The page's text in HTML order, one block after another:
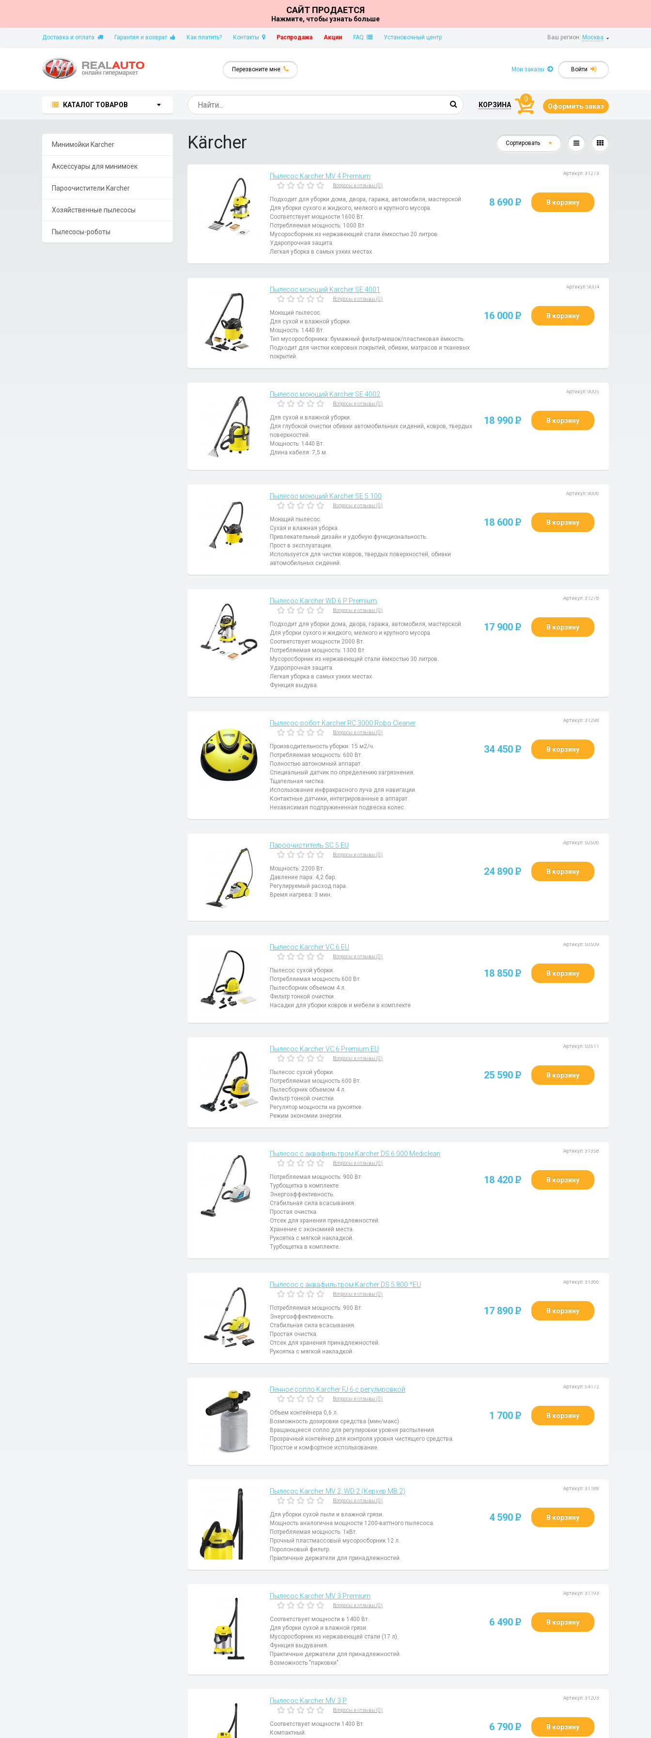
САЙТ ПРОДАЕТСЯ
Нажмите, чтобы узнать больше
Ваш регион: Москва
Доставка и оплата Гарантия и возврат Как платить? Контакты Распродажа Акции FAQ Установочный центр
Перезвоните мне Войти
Мои заказы
КАТАЛОГ ТОВАРОВ КОРЗИНА
0
Оформить заказ
Минимойки Karcher
Аксессуары для минимоек
Пароочистители Karcher
Хозяйственные пылесосы
Пылесосы-роботы
Kärcher Сортировать
Артикул: 31273
Пылесос Karcher MV 4 Premium
Вопросы и отзывы (0)
8 690 P В корзину
Подходит для уборки дома, двора, гаража, автомобиля, мастерской.
Для уборки сухого и жидкого, мелкого и крупного мусора.
Соответствует мощности 1600 Вт.
Потребляемая мощность: 1000 Вт.
Мусоросборник из нержавеющей стали ёмкостью 20 литров.
Ударопрочная защита.
Легкая уборка в самых узких местах.
Артикул: 9004
Пылесос моющий Karcher SE 4001
Вопросы и отзывы (0)
16 000 P В корзину
Моющий пылесос.
Для сухой и влажной уборки.
Мощность: 1440 Вт.
Тип мусоросборника: бумажный фильтр-мешок/пластиковая ёмкость.
Подходит для чистки ковровых покрытий, обивки, матрасов и тканевых
покрытий.
Артикул: 9005
Пылесос моющий Karcher SE 4002
Вопросы и отзывы (0)
18 990 P В корзину
Для сухой и влажной уборки.
Для глубокой очистки обивки автомобильных сидений, ковров, твердых
поверхностей.
Мощность: 1440 Вт.
Длина кабеля: 7,5 м.
Артикул: 9006
Пылесос моющий Karcher SE 5.100
Вопросы и отзывы (0)
18 600 P В корзину
Моющий пылесос.
Сухая и влажная уборка.
Привлекательный дизайн и удобную функциональность.
Прост в эксплуатации.
Используется для чистки ковров, твердых поверхностей, обивки
автомобильных сидений.
Артикул: 31278
Пылесос Karcher WD 6 P Premium
Вопросы и отзывы (0)
17 900 P В корзину
Подходит для уборки дома, двора, гаража, автомобиля, мастерской.
Для уборки сухого и жидкого, мелкого и крупного мусора.
Соответствует мощности 2000 Вт.
Потребляемая мощность: 1300 Вт.
Мусоросборник из нержавеющей стали ёмкостью 30 литров.
Ударопрочная защита.
Легкая уборка в самых узких местах.
Функция выдува.
Артикул: 31298
Пылесос-робот Karcher RC 3000 Robo Cleaner
Вопросы и отзывы (0)
34 450 P В корзину
Производительность уборки: 15 м2/ч.
Потребляемая мощность: 600 Вт.
Полностью автономный аппарат.
Специальный датчик по определению загрязнения.
Тщательная чистка.
Использование инфракрасного луча для навигации.
Контактные датчики, интегрированные в аппарат.
Независимая подпружиненная подвеска колес.
Артикул: 50506
Пароочиститель SC 5 EU
Вопросы и отзывы (0)
24 890 P В корзину
Мощность: 2200 Вт.
Давление пара: 4,2 бар.
Регулируемый расход пара.
Время нагрева: 3 мин.
Артикул: 50509
Пылесос Karcher VC 6 EU
Вопросы и отзывы (0)
18 850 P В корзину
Пылесос сухой уборки.
Потребляемая мощность 600 Вт.
Пылесборник объемом 4 л.
Фильтр тонкой очистки.
Насадки для уборки ковров и мебели в комплекте.
Артикул: 50511
Пылесос Karcher VC 6 Premium EU
Вопросы и отзывы (0)
25 590 P В корзину
Пылесос сухой уборки.
Потребляемая мощность 600 Вт.
Пылесборник объемом 4 л.
Фильтр тонкой очистки.
Регулятор мощности на рукоятке.
Режим экономии энергии.
Артикул: 31358
Пылесос с аквафильтром Karcher DS 6.000 Mediclean
Вопросы и отзывы (0)
18 420 P В корзину
Потребляемая мощность: 900 Вт.
Турбощетка в комплекте.
Энергоэффективность.
Стабильная сила всасывания.
Простая очистка.
Отсек для хранения принадлежностей.
Хранение с экономией места.
Рукоятка с мягкой накладкой.
Турбощетка в комплекте.
Артикул: 31366
Пылесос с аквафильтром Karcher DS 5.800 *EU
Вопросы и отзывы (0)
17 890 P В корзину
Потребляемая мощность: 900 Вт.
Энергоэффективность.
Стабильная сила всасывания.
Простая очистка.
Отсек для хранения принадлежностей.
Рукоятка с мягкой накладкой.
Артикул: 54172
Пенное сопло Karcher FJ 6 с регулировкой
Вопросы и отзывы (0)
1 700 P В корзину
Объем контейнера 0,6 л.
Возможность дозировки средства (мин/макс).
Вращающееся сопло для регулировки уровня распыления.
Прозрачный контейнер для контроля уровня чистящего средства.
Простое и комфортное использование.
Артикул: 31188
Пылесос Karcher MV 2, WD 2 (Керхер МВ 2)
Вопросы и отзывы (0)
4 590 P В корзину
Для уборки сухой пыли и влажной грязи.
Мощность аналогична мощности 1200-ваттного пылесоса.
Потребляемая мощность: 1кВт.
Прочный пластмассовый мусоросборник 12 л.
Поролоновый фильтр.
Практичные держатели для принадлежностей.
Артикул: 31193
Пылесос Karcher MV 3 Premium
Вопросы и отзывы (0)
6 490 P В корзину
Соответствует мощности в 1400 Вт.
Для уборки сухой и влажной грязи.
Мусоросборник из нержавеющей стали (17 л).
Функция выдувания.
Практичные держатели для принадлежностей.
Возможность "парковки".
Артикул: 31203
Пылесос Karcher MV 3 P
Вопросы и отзывы (0)
6 790 P В корзину
Соответствует мощности 1400 Вт.
Компактный.